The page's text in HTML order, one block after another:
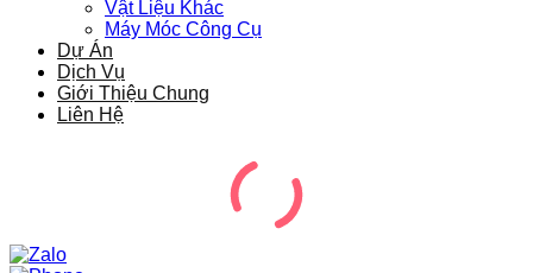
Vật Liệu Khác
Máy Móc Công Cụ
Dự Án
Dịch Vụ
Giới Thiệu Chung
Liên Hệ